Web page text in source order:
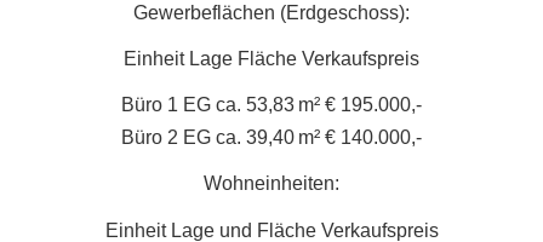
Gewerbeflächen (Erdgeschoss):
Einheit Lage Fläche Verkaufspreis
Büro 1 EG ca. 53,83 m² € 195.000,-
Büro 2 EG ca. 39,40 m² € 140.000,-
Wohneinheiten:
Einheit Lage und Fläche Verkaufspreis